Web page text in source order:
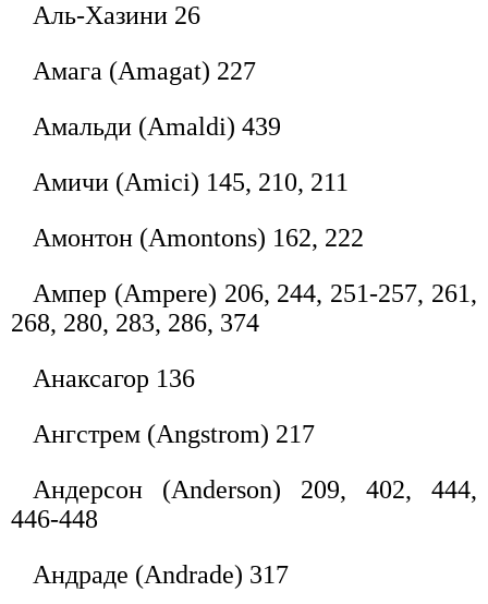
Аль-Хазини 26
Амага (Amagat) 227
Амальди (Amaldi) 439
Амичи (Amici) 145, 210, 211
Амонтон (Amontons) 162, 222
Ампер (Ampere) 206, 244, 251-257, 261,
268, 280, 283, 286, 374
Анаксагор 136
Ангстрем (Angstrom) 217
Андерсон (Anderson) 209, 402, 444,
446-448
Андраде (Andrade) 317